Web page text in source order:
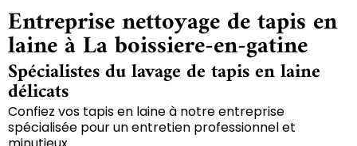
Entreprise nettoyage de tapis en
laine à La boissiere-en-gatine
Spécialistes du lavage de tapis en laine
délicats
Confiez vos tapis en laine à notre entreprise
spécialisée pour un entretien professionnel et